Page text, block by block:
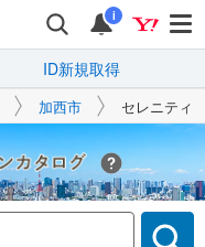
i
ID新規取得
加西市 セレニティ
Yahoo!不動産